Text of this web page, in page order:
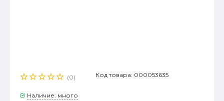
(0) Код товара: 000053635
Наличие: много